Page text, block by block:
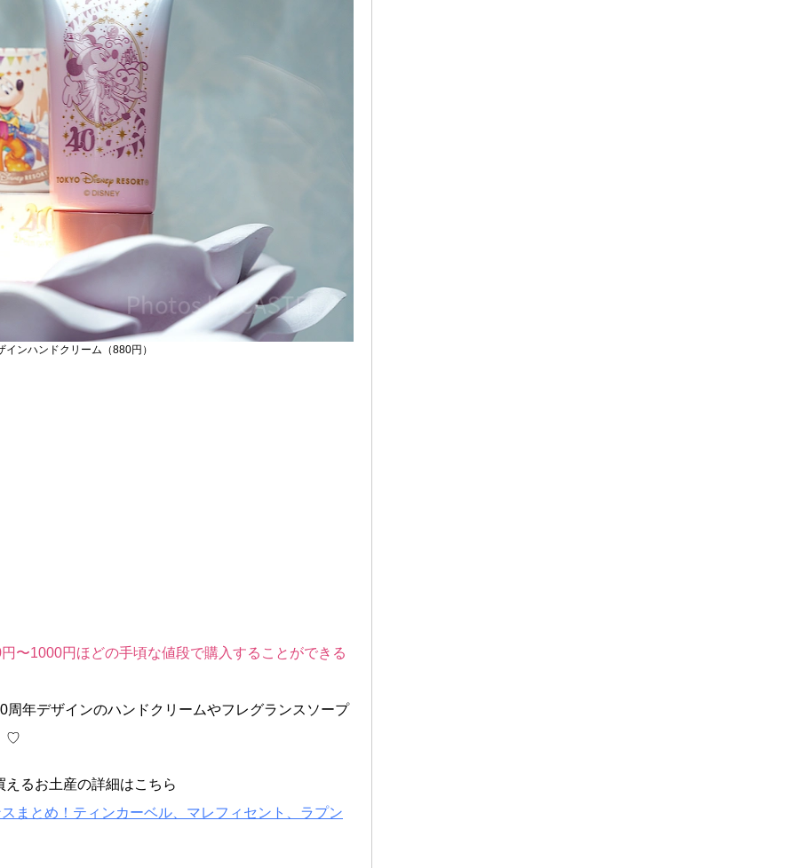
インハンドクリーム（880円）
〜1000円ほどの手頃な値段で購入することができる
年デザインのハンドクリームやフレグランスソープ
♡
るお土産の詳細はこちら
まとめ！ティンカーベル、マレフィセント、ラプン